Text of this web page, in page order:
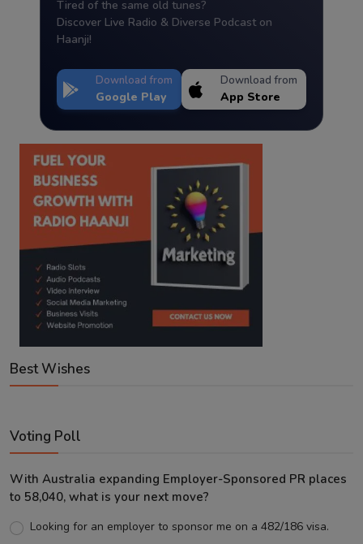
Tired of the same old tunes?
Discover Live Radio & Diverse Podcast on
Haanji!
Download from
Google Play
Download from
App Store
Best Wishes
Voting Poll
With Australia expanding Employer-Sponsored PR places
to 58,040, what is your next move?
Looking for an employer to sponsor me on a 482/186 visa.